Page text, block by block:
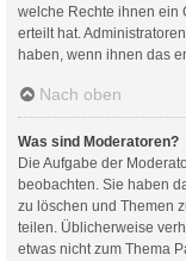
welche Rechte ihnen ein
erteilt hat.
haben, wenn ihnen das
Nach oben
Was sind Moderatoren?
Die Aufgabe der
beobachten. Sie haben
zu löschen und Themen
teilen. Üblicherweise
etwas nicht zum Thema